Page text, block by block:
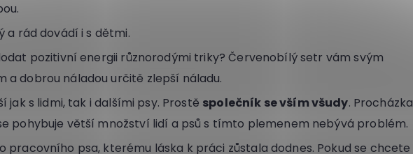
a rád dovádí i s dětmi.
pozitivní energii různorodými triky? Červenobílý setr vám svým
a dobrou náladou určitě zlepší náladu.
jak s lidmi, tak i dalšími psy. Prostě společník se vším všudy. Procházka
pohybuje větší množství lidí a psů s tímto plemenem nebývá problém.
pracovního psa, kterému láska k práci zůstala dodnes. Pokud se chcete